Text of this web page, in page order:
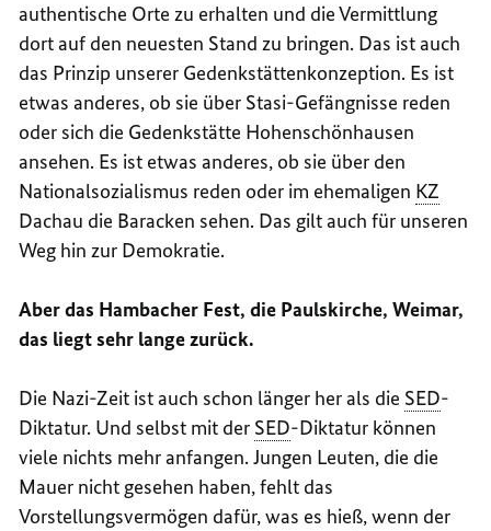
authentische Orte zu erhalten und die Vermittlung
dort auf den neuesten Stand zu bringen. Das ist auch
das Prinzip unserer Gedenkstättenkonzeption. Es ist
etwas anderes, ob sie über Stasi-Gefängnisse reden
oder sich die Gedenkstätte Hohenschönhausen
ansehen. Es ist etwas anderes, ob sie über den
Nationalsozialismus reden oder im ehemaligen KZ
Dachau die Baracken sehen. Das gilt auch für unseren
Weg hin zur Demokratie.
Aber das Hambacher Fest, die Paulskirche, Weimar,
das liegt sehr lange zurück.
Die Nazi-Zeit ist auch schon länger her als die SED-
Diktatur. Und selbst mit der SED-Diktatur können
viele nichts mehr anfangen. Jungen Leuten, die die
Mauer nicht gesehen haben, fehlt das
Vorstellungsvermögen dafür, was es hieß, wenn der